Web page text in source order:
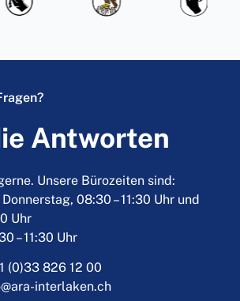
Antworten
Unsere Bürozeiten sind:
08:30 – 11:30 Uhr und
Uhr
– 11:30 Uhr
(0)33 826 12 00
interlaken.ch